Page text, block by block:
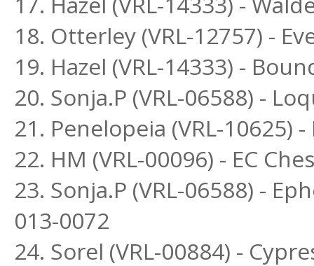
18. Otterley (VRL-12757) -
19. Hazel (VRL-14333) -
20. Sonja.P (VRL-06588) -
21. Penelopeia (VRL-10625)
22. HM (VRL-00096) - EC
23. Sonja.P (VRL-06588) -
013-0072
24. Sorel (VRL-00884) -